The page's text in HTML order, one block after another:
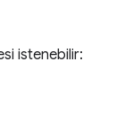
istenebilir: